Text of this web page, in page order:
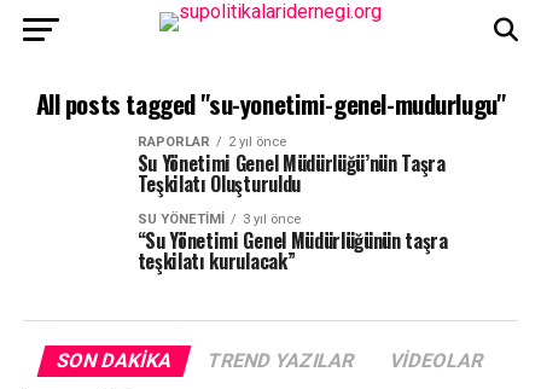
All posts tagged "su-yonetimi-genel-mudurlugu"
RAPORLAR 2 yıl önce
Su Yönetimi Genel Müdürlüğü’nün Taşra
Teşkilatı Oluşturuldu
SU YÖNETIMI 3 yıl önce
“Su Yönetimi Genel Müdürlüğünün taşra
teşkilatı kurulacak”
SON DAKIKA TREND YAZILAR VIDEOLAR